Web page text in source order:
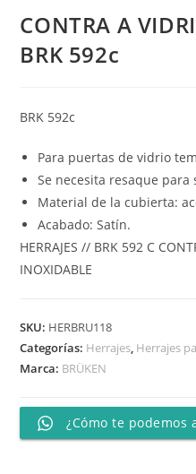
CONTRA A
BRK 592c
BRK 592c
Para puertas de vidrio
Se necesita resaque para
Material de la cubierta:
Acabado: Satín.
HERRAJES // BRK 592 C
INOXIDABLE
SKU: HERBRU118
Categorías: Herrajes, Herrajes
Marca: BRÜKEN
¿Cómo te podemos